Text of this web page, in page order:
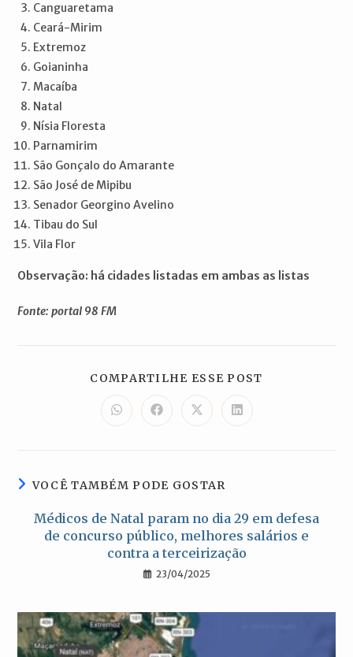
Canguaretama
Ceará-Mirim
Extremoz
Goianinha
Macaíba
Natal
Nísia Floresta
Parnamirim
São Gonçalo do Amarante
São José de Mipibu
Senador Georgino Avelino
Tibau do Sul
Vila Flor
Observação: há cidades listadas em ambas as listas
Fonte: portal 98 FM
COMPARTILHE ESSE POST
Abre
em
nova
Abre
em
nova
Abre
em
nova
Abre
em
nova
VOCÊ TAMBÉM PODE GOSTAR
Médicos de Natal param no dia 29 em defesa
de concurso público, melhores salários e
contra a terceirização
23/04/2025